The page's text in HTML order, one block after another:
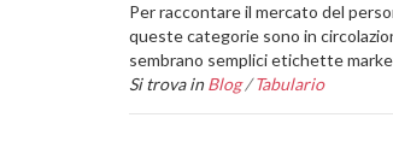
Per raccontare il mercato del
queste categorie sono in
sembrano semplici etichette
Si trova in Blog /Tabulario